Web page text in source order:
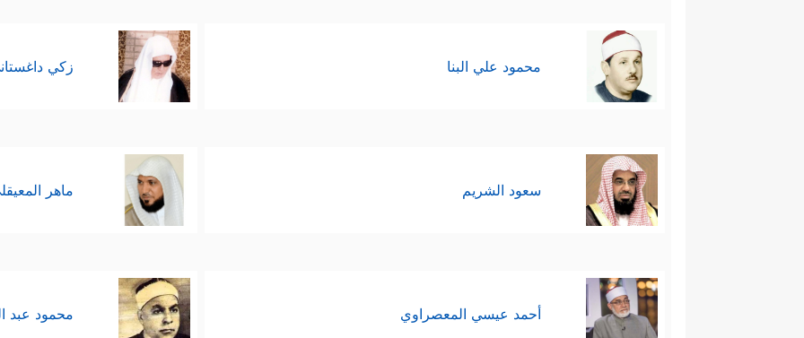
محمود علي البنا زكي
سعود الشريم ماهر
أحمد عيسي المعصراوي محمود عبد